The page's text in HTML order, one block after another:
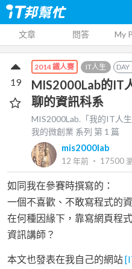
文章 問答 My
2014 鐵人賽 IT人生 DAY
MIS2000Lab的IT
聊的資訊科系
MIS2000Lab.「我的IT人
我的微創業 系列 第 1 篇
mis2000lab
12 年前 ‧ 17500
19
如同我在參賽時撰寫的：
一個不喜歡、不敢寫程式的
在何種因緣下，靠寫網頁程
資訊講師？
本文也發表在我自己的網站